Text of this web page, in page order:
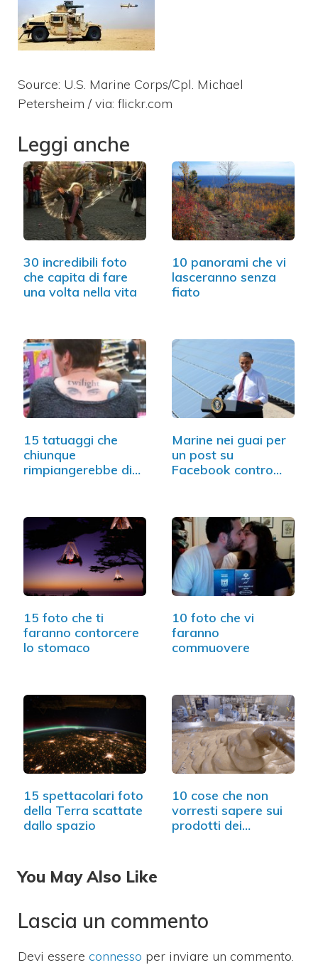
Source: U.S. Marine Corps/Cpl. Michael
Petersheim / via: flickr.com
Leggi anche
30 incredibili foto
che capita di fare
una volta nella vita
10 panorami che vi
lasceranno senza
fiato
15 tatuaggi che
chiunque
rimpiangerebbe di
Marine nei guai per
un post su
Facebook contro
15 foto che ti
faranno contorcere
lo stomaco
10 foto che vi
faranno
commuovere
15 spettacolari foto
della Terra scattate
dallo spazio
10 cose che non
vorresti sapere sui
prodotti dei…
You May Also Like
Lascia un commento
Devi essere connesso per inviare un commento.